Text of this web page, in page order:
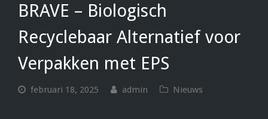
BRAVE – Biologisch
Recyclebaar Alternatief voor
Verpakken met EPS
februari 18, 2025 admin Nieuws